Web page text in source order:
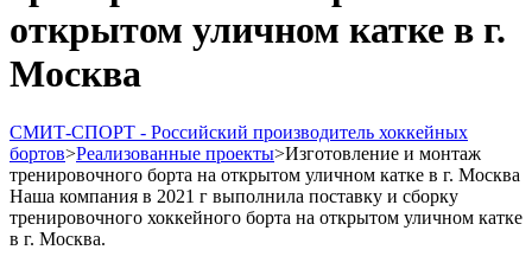
открытом уличном катке в г.
Москва
СМИТ-СПОРТ - Российский производитель хоккейных
бортов>Реализованные проекты>Изготовление и монтаж
тренировочного борта на открытом уличном катке в г. Москва
Наша компания в 2021 г выполнила поставку и сборку
тренировочного хоккейного борта на открытом уличном катке
в г. Москва.